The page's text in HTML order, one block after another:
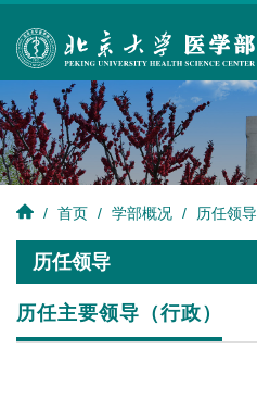
/ 首页 / 学部概况 / 历任领导
历任领导
历任主要领导（行政）